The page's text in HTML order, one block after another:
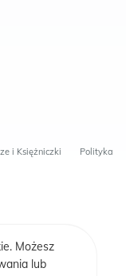
i Księżniczki
Polityka
Możesz
lub